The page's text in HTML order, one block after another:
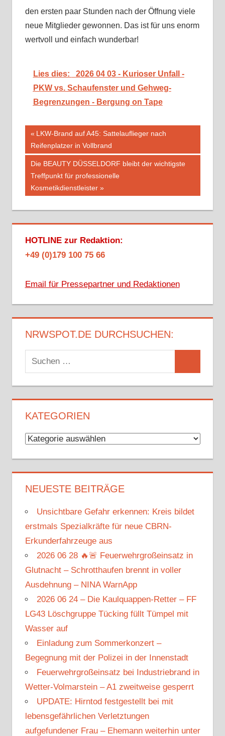
den ersten paar Stunden nach der Öffnung viele
neue Mitglieder gewonnen. Das ist für uns enorm
wertvoll und einfach wunderbar!
Lies dies:
2026 04 03 - Kurioser Unfall -
PKW vs. Schaufenster und Gehweg-
Begrenzungen - Bergung on Tape
Beitragsnavigation
Vorheriger
Beitrag:
LKW-Brand auf A45: Sattelauflieger nach
Reifenplatzer in Vollbrand
Nächster
Beitrag:
Die BEAUTY DÜSSELDORF bleibt der wichtigste
Treffpunkt für professionelle
Kosmetikdienstleister
HOTLINE zur Redaktion:
+49 (0)179 100 75 66
Email für Pressepartner und Redaktionen
NRWSPOT.DE DURCHSUCHEN:
Suchen
nach:
KATEGORIEN
Kategorien
NEUESTE BEITRÄGE
Unsichtbare Gefahr erkennen: Kreis bildet
erstmals Spezialkräfte für neue CBRN-
Erkunderfahrzeuge aus
2026 06 28 🔥🚨 Feuerwehrgroßeinsatz in
Glutnacht – Schrotthaufen brennt in voller
Ausdehnung – NINA WarnApp
2026 06 24 – Die Kaulquappen-Retter – FF
LG43 Löschgruppe Tücking füllt Tümpel mit
Wasser auf
Einladung zum Sommerkonzert –
Begegnung mit der Polizei in der Innenstadt
Feuerwehrgroßeinsatz bei Industriebrand in
Wetter-Volmarstein – A1 zweitweise gesperrt
UPDATE: Hirntod festgestellt bei mit
lebensgefährlichen Verletztungen
aufgefundener Frau – Ehemann weiterhin unter